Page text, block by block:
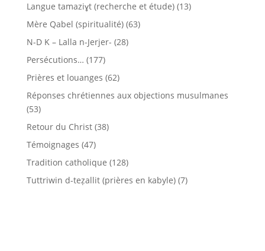
Langue tamaziɣt (recherche et étude)(13)
Mère Qabel (spiritualité)(63)
N-D K – Lalla n-Jerjer- (28)
Persécutions… (177)
Prières et louanges (62)
Réponses chrétiennes aux objections musulmanes
(53)
Retour du Christ(38)
Témoignages (47)
Tradition catholique (128)
Tuttriwin d-teẓallit (prières en kabyle)(7)